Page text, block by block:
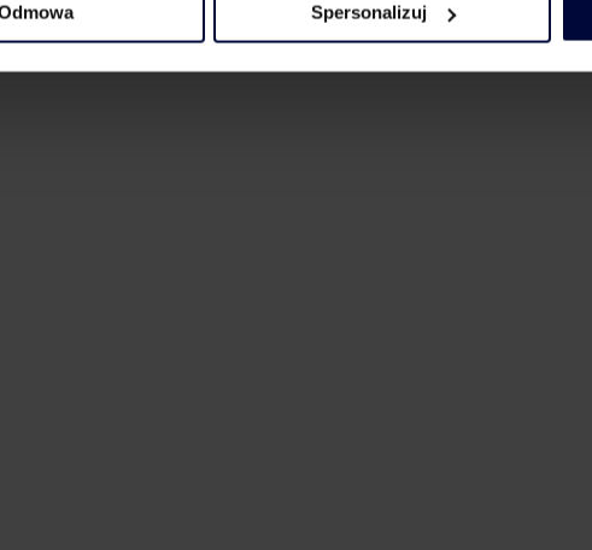
Spersonalizuj